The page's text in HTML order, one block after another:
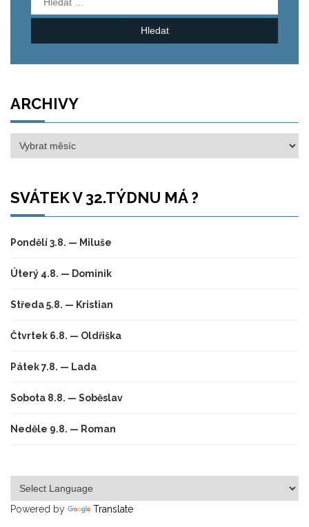
ARCHIVY
Archivy
SVÁTEK V 32.TÝDNU MÁ ?
Pondělí 3.8. — Miluše
Úterý 4.8. — Dominik
Středa 5.8. — Kristian
Čtvrtek 6.8. — Oldřiška
Pátek 7.8. — Lada
Sobota 8.8. — Soběslav
Neděle 9.8. — Roman
Powered by Translate